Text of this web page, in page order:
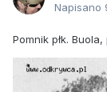
Napisano
Pomnik płk.